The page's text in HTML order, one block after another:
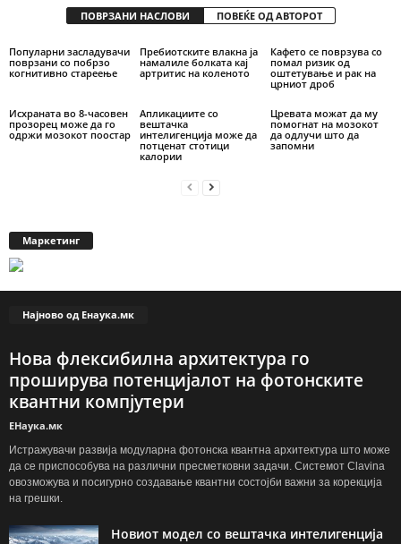
ПОВРЗАНИ НАСЛОВИ ПОВЕЌЕ ОД АВТОРОТ
Популарни засладувачи
поврзани со побрзо
когнитивно стареење
Пребиотските влакна ја
намалиле болката кај
артритис на коленото
Кафето се поврзува со
помал ризик од
оштетување и рак на
црниот дроб
Исхраната во 8-часовен
прозорец може да го
одржи мозокот поостар
Апликациите со
вештачка
интелигенција може да
потценат стотици
калории
Цревата можат да му
помогнат на мозокот
да одлучи што да
запомни
Маркетинг
Најново од Енаука.мк
Нова флексибилна архитектура го
проширува потенцијалот на фотонските
квантни компјутери
ЕНаука.мк
Истражувачи развија модуларна фотонска квантна архитектура што може
да се приспособува на различни пресметковни задачи. Системот Clavina
овозможува и посигурно создавање квантни состојби важни за корекција
на грешки.
Новиот модел со вештачка интелигенција